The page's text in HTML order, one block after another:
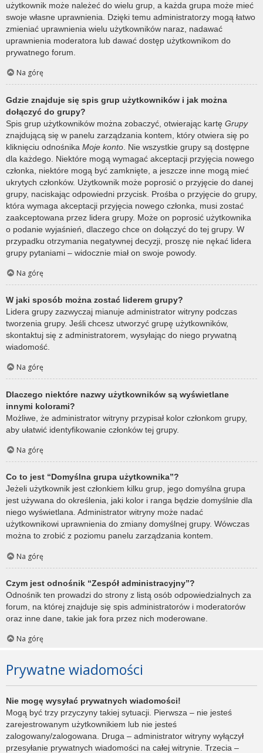
użytkownik może należeć do wielu grup, a każda grupa może mieć
swoje własne uprawnienia. Dzięki temu administratorzy mogą łatwo
zmieniać uprawnienia wielu użytkowników naraz, nadawać
uprawnienia moderatora lub dawać dostęp użytkownikom do
prywatnego forum.
Na górę
Gdzie znajduje się spis grup użytkowników i jak można
dołączyć do grupy?
Spis grup użytkowników można zobaczyć, otwierając kartę Grupy
znajdującą się w panelu zarządzania kontem, który otwiera się po
kliknięciu odnośnika Moje konto . Nie wszystkie grupy są dostępne
dla każdego. Niektóre mogą wymagać akceptacji przyjęcia nowego
członka, niektóre mogą być zamknięte, a jeszcze inne mogą mieć
ukrytych członków. Użytkownik może poprosić o przyjęcie do danej
grupy, naciskając odpowiedni przycisk. Prośba o przyjęcie do grupy,
która wymaga akceptacji przyjęcia nowego członka, musi zostać
zaakceptowana przez lidera grupy. Może on poprosić użytkownika
o podanie wyjaśnień, dlaczego chce on dołączyć do tej grupy. W
przypadku otrzymania negatywnej decyzji, proszę nie nękać lidera
grupy pytaniami – widocznie miał on swoje powody.
Na górę
W jaki sposób można zostać liderem grupy?
Lidera grupy zazwyczaj mianuje administrator witryny podczas
tworzenia grupy. Jeśli chcesz utworzyć grupę użytkowników,
skontaktuj się z administratorem, wysyłając do niego prywatną
wiadomość.
Na górę
Dlaczego niektóre nazwy użytkowników są wyświetlane
innymi kolorami?
Możliwe, że administrator witryny przypisał kolor członkom grupy,
aby ułatwić identyfikowanie członków tej grupy.
Na górę
Co to jest “Domyślna grupa użytkownika”?
Jeżeli użytkownik jest członkiem kilku grup, jego domyślna grupa
jest używana do określenia, jaki kolor i ranga będzie domyślnie dla
niego wyświetlana. Administrator witryny może nadać
użytkownikowi uprawnienia do zmiany domyślnej grupy. Wówczas
można to zrobić z poziomu panelu zarządzania kontem.
Na górę
Czym jest odnośnik “Zespół administracyjny”?
Odnośnik ten prowadzi do strony z listą osób odpowiedzialnych za
forum, na której znajduje się spis administratorów i moderatorów
oraz inne dane, takie jak fora przez nich moderowane.
Na górę
Prywatne wiadomości
Nie mogę wysyłać prywatnych wiadomości!
Mogą być trzy przyczyny takiej sytuacji. Pierwsza – nie jesteś
zarejestrowanym użytkownikiem lub nie jesteś
zalogowany/zalogowana. Druga – administrator witryny wyłączył
przesyłanie prywatnych wiadomości na całej witrynie. Trzecia –